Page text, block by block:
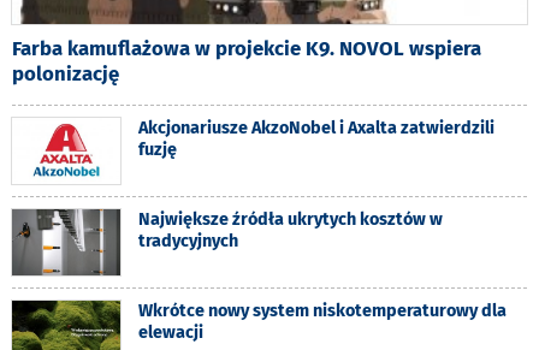
Farba kamuflażowa w projekcie K9. NOVOL wspiera
polonizację
Akcjonariusze AkzoNobel i Axalta zatwierdzili
fuzję
Największe źródła ukrytych kosztów w
tradycyjnych
Wkrótce nowy system niskotemperaturowy dla
elewacji